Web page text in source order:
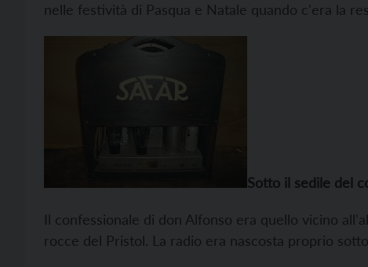
nelle festività di Pasqua e Natale quando c'era la
Sotto il sedile del
Il confessionale di don Alfonso era quello vicino
rocce del Pristol. La radio era nascosta proprio